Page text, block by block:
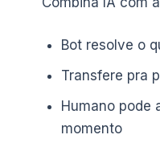
Bot resolve o
Transfere pra
Humano pode
momento